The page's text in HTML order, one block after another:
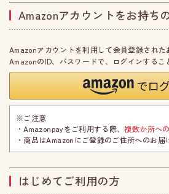
Amazonアカウントをお持ち
Amazonアカウントを利用して会員登録された
AmazonのID、パスワードで、ログインするこ
※ご注意
・Amazonpayをご利用する際、複数か所へ
・商品はAmazonにご登録のご住所へのお届
はじめてご利用の方